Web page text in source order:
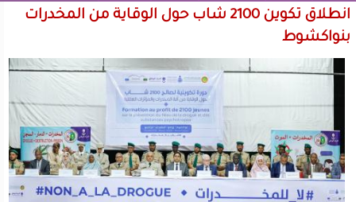
انطلاق تكوين 2100 شاب حول الوقاية من المخدرات
بنواكشوط